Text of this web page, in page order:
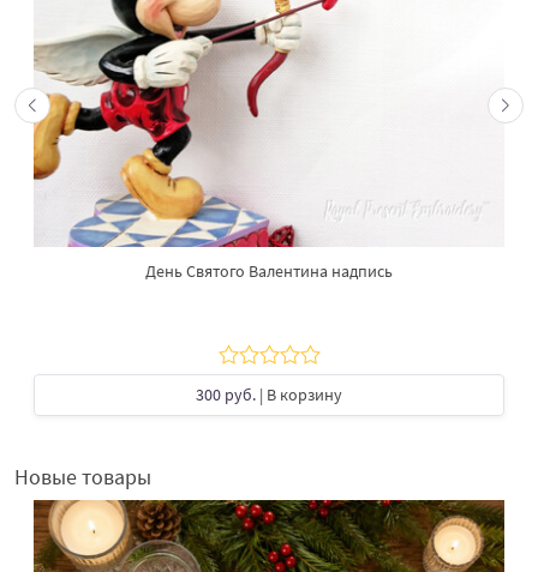
День Святого Валентина надпись
300 руб. | В корзину
Новые товары